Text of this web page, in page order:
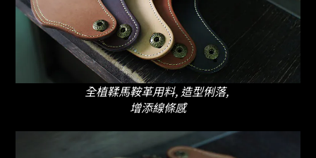
全植鞣馬鞍革用料, 造型俐落,
增添線條感